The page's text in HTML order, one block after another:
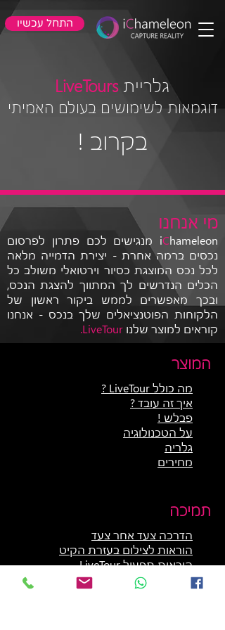
התחל עכשיו
גלרייתLiveTours
דוגמאות לשימושים בעולם האמיתי
בקרוב !
מי אנחנו
iC
hameleon מנגישים לכם פתרון לפרסום
נכסים ברמה אחרת - יצירת הדמייה מלאה
לכל נכס המוצגת כסיור וירטואלי משולב כל
הכלים הנדרשים לך המתווך להצגת הנכס,
ובכך מאפשרים לממש ביקור ראשון של
הלקוחות הפוטנציאלים שלך בנכס - אנחנו
קוראים למוצר שלנו LiveTour.
המוצר
מה כולל LiveTour ?
איך זה עובד ?
פבלש !
על הטכנולוגיה
גלריה
מחירים
תמיכה
הדרכה צעד אחר צעד
הוראות לצילום בעזרת הקיט
הוראות תפעול LiveTour
החשבון שלי
שאלות נפוצות